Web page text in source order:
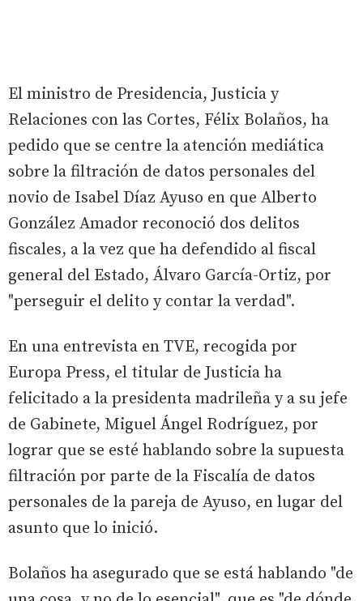
El ministro de Presidencia, Justicia y
Relaciones con las Cortes, Félix Bolaños, ha
pedido que se centre la atención mediática
sobre la filtración de datos personales del
novio de Isabel Díaz Ayuso en que Alberto
González Amador reconoció dos delitos
fiscales, a la vez que ha defendido al fiscal
general del Estado, Álvaro García-Ortiz, por
"perseguir el delito y contar la verdad".
En una entrevista en TVE, recogida por
Europa Press, el titular de Justicia ha
felicitado a la presidenta madrileña y a su jefe
de Gabinete, Miguel Ángel Rodríguez, por
lograr que se esté hablando sobre la supuesta
filtración por parte de la Fiscalía de datos
personales de la pareja de Ayuso, en lugar del
asunto que lo inició.
Bolaños ha asegurado que se está hablando "de